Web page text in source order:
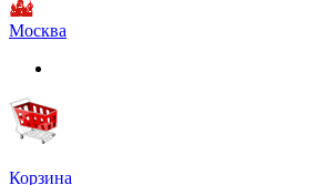
Москва
Корзина